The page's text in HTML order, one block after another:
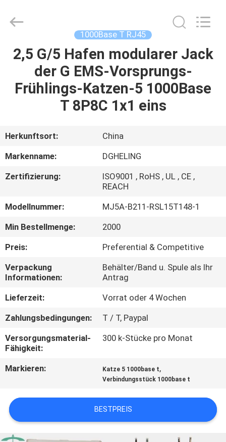
HAUS
PRODUKTE
UNS
AUSFLUG
TRETEN
SIE
MIT
UNS
IN
VERBINDUNG
FORDERN
EIN
ZITAT
Rights
1000Base T RJ45
2,5 G/5 Hafen modularer Jack
der G EMS-Vorsprungs-
Frühlings-Katzen-5 1000Base
T 8P8C 1x1 eins
Herkunftsort:
China
Markenname:
DGHELING
Zertifizierung:
ISO9001 , RoHS , UL , CE ,
REACH
Modellnummer:
MJ5A-B211-RSL15T148-1
Min Bestellmenge:
2000
Preis:
Preferential & Competitive
Verpackung
Informationen:
Behälter/Band u. Spule als Ihr
Antrag
Lieferzeit:
Vorrat oder 4 Wochen
Zahlungsbedingungen:
T / T, Paypal
Versorgungsmaterial-
Fähigkeit:
300 k-Stücke pro Monat
Markieren: Katze 5 1000base t,
Verbindungsstück 1000base t
BESTPREIS